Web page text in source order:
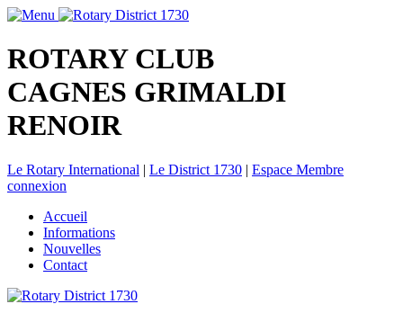
ROTARY CLUB
CAGNES GRIMALDI
RENOIR
Le Rotary International | Le District 1730 | Espace Membre
connexion
Accueil
Informations
Nouvelles
Contact